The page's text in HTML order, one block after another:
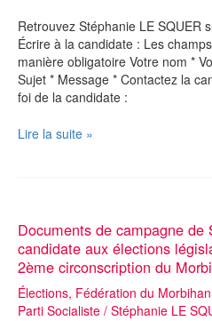
Retrouvez Stéphanie LE SQUER
Écrire à la candidate : Les
manière obligatoire Votre nom *
Sujet * Message * Contactez la
foi de la candidate :
Réseaux
Le
Squer
–
candidate
aux
élections
Lire la suite »
Documents de campagne de
candidate aux élections
2ème circonscription du
Élections, Fédération du Morbihan
Parti Socialiste / Stéphanie LE